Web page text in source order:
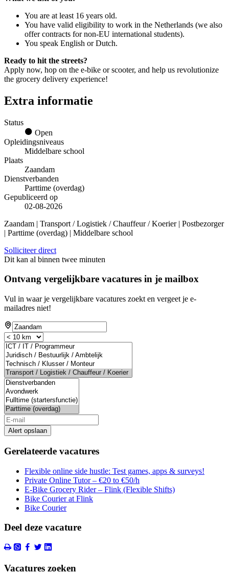
You are at least 16 years old.
You have valid eligibility to work in the Netherlands (we also
offer contracts for non-EU international students).
You speak English or Dutch.
Ready to hit the streets?
Apply now, hop on the e-bike or scooter, and help us revolutionize
the grocery delivery experience!
Extra informatie
Status
Open
Opleidingsniveaus
Middelbare school
Plaats
Zaandam
Dienstverbanden
Parttime (overdag)
Gepubliceerd op
02-08-2026
Zaandam | Transport / Logistiek / Chauffeur / Koerier | Postbezorger
| Parttime (overdag) | Middelbare school
Solliciteer direct
Dit kan al binnen twee minuten
Ontvang vergelijkbare vacatures in je mailbox
Vul in waar je vergelijkbare vacatures zoekt en vergeet je e-
mailadres niet!
Alert opslaan
Gerelateerde vacatures
Flexible online side hustle: Test games, apps & surveys!
Private Online Tutor – €20 to €50/h
E-Bike Grocery Rider – Flink (Flexible Shifts)
Bike Courier at Flink
Bike Courier
Deel deze vacature
Vacatures zoeken